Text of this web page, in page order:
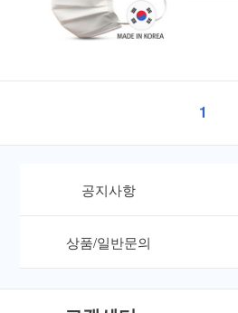
1
공지사항
상품/일반문의